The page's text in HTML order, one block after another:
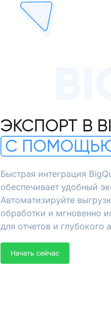
ЭКСПОРТ В
С ПОМОЩЬЮ
Быстрая интеграция
обеспечивает удобный
Автоматизируйте
обработки и мгновенно
для отчетов и глубокого
Начать сейчас